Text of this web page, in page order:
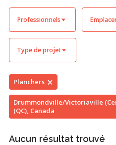
Professionnels
Type de projet
Planchers
Drummondville/Victoriaville
(QC), Canada
Aucun résultat trouvé